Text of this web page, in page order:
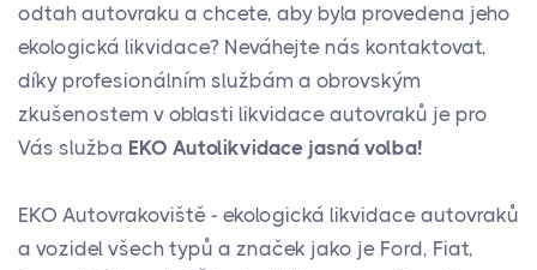
odtah autovraku a chcete, aby byla provedena jeho
ekologická likvidace? Neváhejte nás kontaktovat,
díky profesionálním službám a obrovským
zkušenostem v oblasti likvidace autovraků je pro
Vás služba EKO Autolikvidace jasná volba!
EKO Autovrakoviště - ekologická likvidace autovraků
a vozidel všech typů a značek jako je Ford, Fiat,